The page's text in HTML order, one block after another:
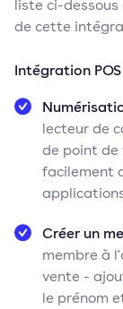
liste ci-
de cette
Intégration POS
lecteur de
de point de
facilement
Créer un
membre à
vente -
le prénom